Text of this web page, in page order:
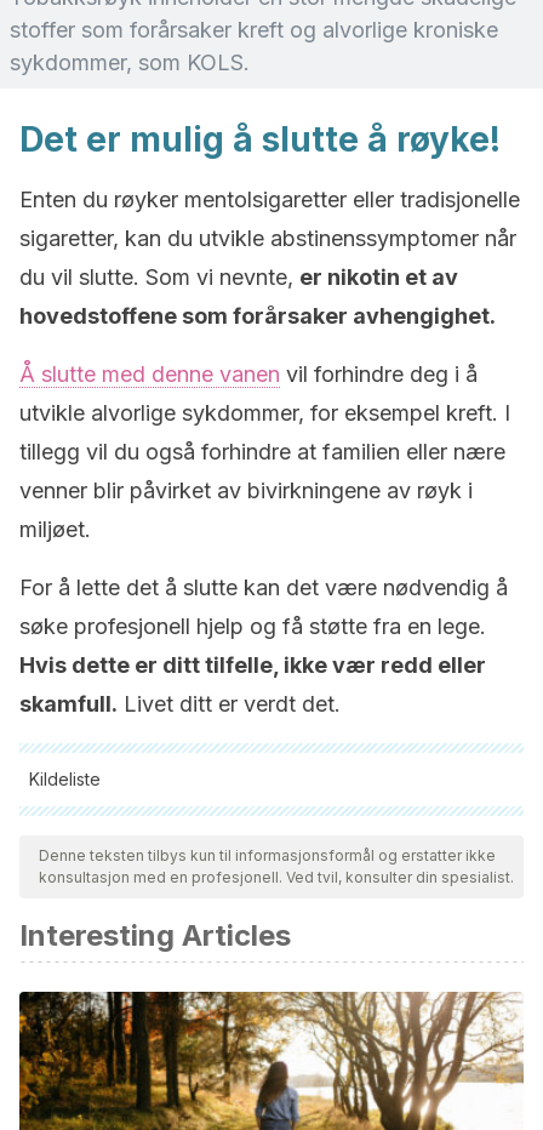
stoffer som forårsaker kreft og alvorlige kroniske
sykdommer, som KOLS.
Det er mulig å slutte å røyke!
Enten du røyker mentolsigaretter eller tradisjonelle
sigaretter, kan du utvikle abstinenssymptomer når
du vil slutte. Som vi nevnte, er nikotin et av
hovedstoffene som forårsaker avhengighet.
Å slutte med denne vanen vil forhindre deg i å
utvikle alvorlige sykdommer, for eksempel kreft. I
tillegg vil du også forhindre at familien eller nære
venner blir påvirket av bivirkningene av røyk i
miljøet.
For å lette det å slutte kan det være nødvendig å
søke profesjonell hjelp og få støtte fra en lege.
Hvis dette er ditt tilfelle, ikke vær redd eller
skamfull. Livet ditt er verdt det.
Kildeliste
Alle siterte kilder ble grundig gjennomgått av teamet vårt for å
sikre deres kvalitet, pålitelighet, aktualitet og validitet.
Bibliografien i denne artikkelen ble betraktet som pålitelig og
NIDA. 2020, Junio 2. ¿La nicotina es adictiva? Retrieved
from https://www.drugabuse.gov/es/publicaciones/serie-
de-reportes/adiccion-al-tabaco/es-adictiva-la-nicotina en
2021, April 6
WHO global report on trends in prevalence of tobacco use
2000-2025, third edition. 2018.
Denne teksten tilbys kun til informasjonsformål og erstatter ikke
konsultasjon med en profesjonell. Ved tvil, konsulter din spesialist.
Interesting Articles